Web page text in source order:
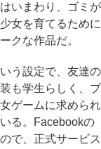
いまわり、ゴミが
女を育てるために
クな作品だ。
う設定で、友達の
も学生らしく、ブ
ゲームに求められ
る。Facebookの
で、正式サービス